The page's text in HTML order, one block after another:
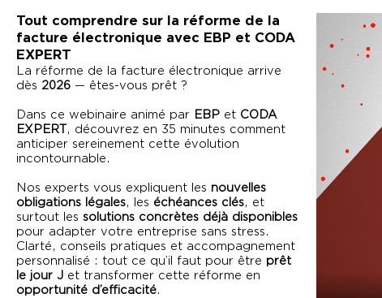
Tout comprendre sur la réforme de la
facture électronique avec EBP et CODA
EXPERT
La réforme de la facture électronique arrive
dès 2026 — êtes-vous prêt ?
Dans ce webinaire animé par EBP et CODA
EXPERT, découvrez en 35 minutes comment
anticiper sereinement cette évolution
incontournable.
Nos experts vous expliquent les nouvelles
obligations légales, les échéances clés, et
surtout les solutions concrètes déjà disponibles
pour adapter votre entreprise sans stress.
Clarté, conseils pratiques et accompagnement
personnalisé : tout ce qu’il faut pour être prêt
le jour J et transformer cette réforme en
opportunité d’efficacité.